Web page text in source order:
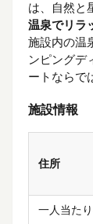
は、自然と
温泉でリラ
施設内の温
ンピングデ
ートならで
施設情報
住所
一人当た